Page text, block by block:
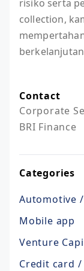
risiko serta
collection,
Contact
Corporate
BRI Finance
Categories
Automotive
Mobile app
Venture
Credit card /